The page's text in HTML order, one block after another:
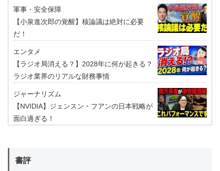
軍事・安全保障
【小泉進次郎の覚醒】核論議は絶対に必要
だ！
エンタメ
【ラジオ局消える？】2028年に何が起きる？
ラジオ業界のリアルな財務事情
ジャーナリズム
【NVIDIA】ジェンスン・フアンの日本戦略が
面白過ぎる！
書評